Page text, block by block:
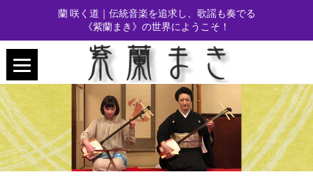
蘭 咲く道｜伝統音楽を追求し、歌謡も奏でる
《紫蘭まき》の世界にようこそ！